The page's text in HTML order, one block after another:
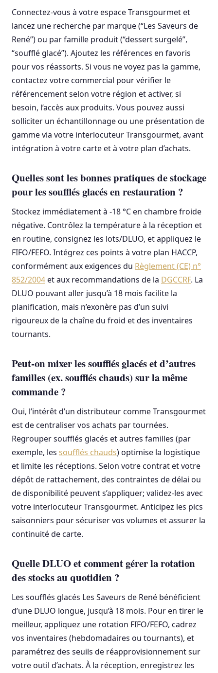
Connectez-vous à votre espace Transgourmet et
lancez une recherche par marque (“Les Saveurs de
René”) ou par famille produit (“dessert surgelé”,
“soufflé glacé”). Ajoutez les références en favoris
pour vos réassorts. Si vous ne voyez pas la gamme,
contactez votre commercial pour vérifier le
référencement selon votre région et activer, si
besoin, l’accès aux produits. Vous pouvez aussi
solliciter un échantillonnage ou une présentation de
gamme via votre interlocuteur Transgourmet, avant
intégration à votre carte et à votre plan d’achats.
Quelles sont les bonnes pratiques de stockage
pour les soufflés glacés en restauration ?
Stockez immédiatement à -18 °C en chambre froide
négative. Contrôlez la température à la réception et
en routine, consignez les lots/DLUO, et appliquez le
FIFO/FEFO. Intégrez ces points à votre plan HACCP,
conformément aux exigences du Règlement (CE) n°
852/2004et aux recommandations de la DGCCRF. La
DLUO pouvant aller jusqu’à 18 mois facilite la
planification, mais n’exonère pas d’un suivi
rigoureux de la chaîne du froid et des inventaires
tournants.
Peut-on mixer les soufflés glacés et d’autres
familles (ex. soufflés chauds) sur la même
commande ?
Oui, l’intérêt d’un distributeur comme Transgourmet
est de centraliser vos achats par tournées.
Regrouper soufflés glacés et autres familles (par
exemple, les soufflés chauds) optimise la logistique
et limite les réceptions. Selon votre contrat et votre
dépôt de rattachement, des contraintes de délai ou
de disponibilité peuvent s’appliquer; validez-les avec
votre interlocuteur Transgourmet. Anticipez les pics
saisonniers pour sécuriser vos volumes et assurer la
continuité de carte.
Quelle DLUO et comment gérer la rotation
des stocks au quotidien ?
Les soufflés glacés Les Saveurs de René bénéficient
d’une DLUO longue, jusqu’à 18 mois. Pour en tirer le
meilleur, appliquez une rotation FIFO/FEFO, cadrez
vos inventaires (hebdomadaires ou tournants), et
paramétrez des seuils de réapprovisionnement sur
votre outil d’achats. À la réception, enregistrez les